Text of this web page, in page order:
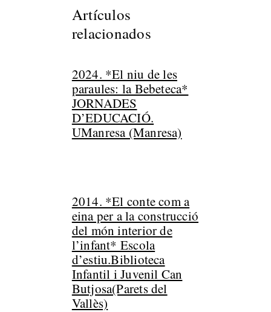
Artículos
relacionados
2024. *El niu de les
paraules: la Bebeteca*
JORNADES
D’EDUCACIÓ.
UManresa (Manresa)
2014. *El conte com a
eina per a la construcció
del món interior de
l’infant* Escola
d’estiu.Biblioteca
Infantil i Juvenil Can
Butjosa(Parets del
Vallès)